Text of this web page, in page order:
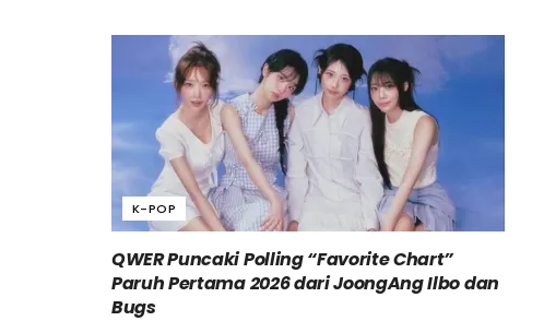
K-POP
QWER Puncaki Polling “Favorite Chart”
Paruh Pertama 2026 dari JoongAng Ilbo dan
Bugs